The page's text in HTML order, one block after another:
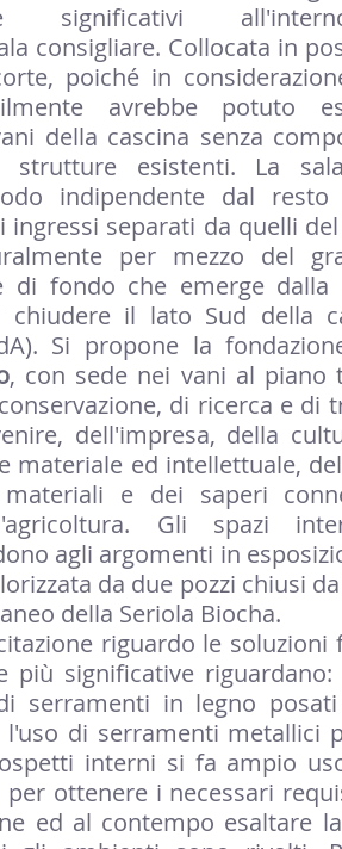
significativi
consigliare. Collocata in
poiché in
avrebbe potuto
della cascina senza
strutture esistenti. La
indipendente dal resto
ingressi separati da quelli
per mezzo del
di fondo che emerge dalla
il lato Sud della
Si propone la
, con sede nei vani al piano
di ricerca e di
dell'impresa, della
materiale ed intellettuale,
e dei saperi
Gli spazi
agli argomenti in
da due pozzi chiusi
della Seriola Biocha.
riguardo le
più significative
serramenti in legno
l'uso di serramenti metallici
interni si fa ampio
ottenere i necessari
ed al contempo esaltare